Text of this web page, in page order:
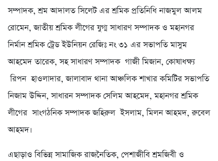
সম্পাদক, শ্রম আদালত সিলেট এর শ্রমিক প্রতিনিধি নাজমুল আলম
রোমেন, জাতীয় শ্রমিক লীগের যুগ্ম সাধারণ সম্পাদক ও মহানগর
নির্মান শ্রমিক ট্রেড ইউনিয়ন রেজিঃ নং ৩১ এর সভাপতি মাসুম
আহমেদ তারেক, সহ সাধারণ সম্পাদক গাজী মিজান, কোষাধক্ষ্য
রিপন হাওলাদার, জালাবাদ থানা আঞ্চলিক শাখার কমিটির সভাপতি
নিজাম উদ্দিন, সাধারন সম্পাদক সেলিম আহমেদ, মহানগর শ্রমিক
লীগের সাংগঠনিক সম্পাদক জহিরুল ইসলাম, মিলন আহমদ, রুবেল
আহমদ।
এছাড়াও বিভিন্ন সামাজিক রাজনৈতিক, পেশাজীবি শ্রমজিবী ও